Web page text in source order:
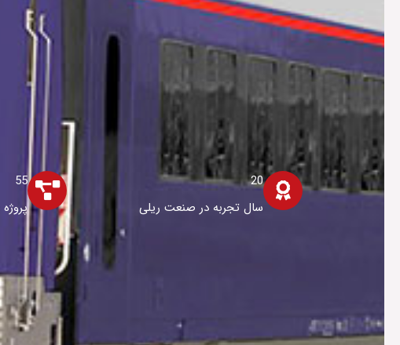
55
20
سال تجربه در صنعت ریلی